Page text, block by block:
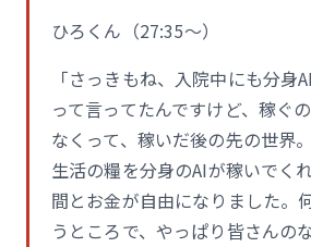
ひろくん（27:35〜）
「さっきもね、入院中にも分身
って言ってたんですけど、稼ぐ
なくって、稼いだ後の先の世界
生活の糧を分身のAIが稼いでく
間とお金が自由になりました。
うところで、やっぱり皆さんの